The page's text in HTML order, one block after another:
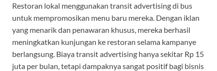
Restoran lokal menggunakan transit advertising di bus
untuk mempromosikan menu baru mereka. Dengan iklan
yang menarik dan penawaran khusus, mereka berhasil
meningkatkan kunjungan ke restoran selama kampanye
berlangsung. Biaya transit advertising hanya sekitar Rp 15
juta per bulan, tetapi dampaknya sangat positif bagi bisnis